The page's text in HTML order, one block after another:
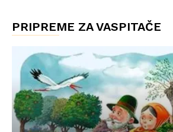
PRIPREME ZA VASPITAČE